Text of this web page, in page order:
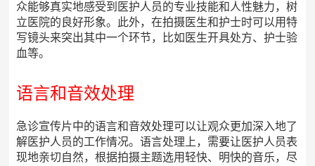
众能够真实地感受到医护人员的专业技能和人性魅力，树
立医院的良好形象。此外，在拍摄医生和护士时可以用特
写镜头来突出其中一个环节，比如医生开具处方、护士验
血等。
语言和音效处理
急诊宣传片中的语言和音效处理可以让观众更加深入地了
解医护人员的工作情况。语言处理上，需要让医护人员表
现地亲切自然，根据拍摄主题选用轻快、明快的音乐，尽